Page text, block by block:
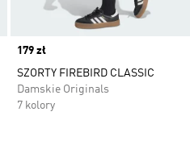
Price
179 zł
SZORTY FIREBIRD CLASSIC
Damskie Originals
7 kolory